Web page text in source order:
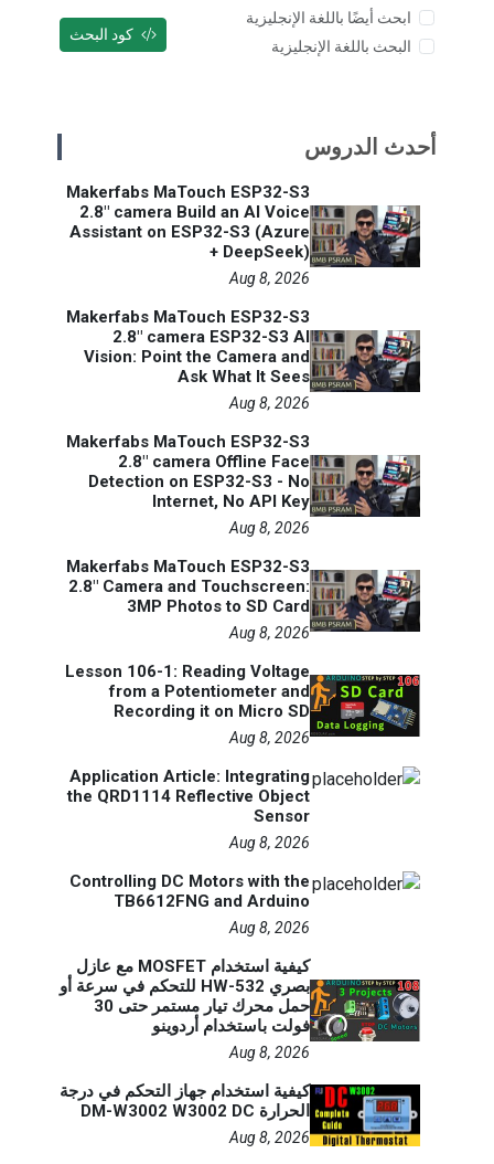
ابحث أيضًا باللغة الإنجليزية
البحث باللغة الإنجليزية
كود البحث
أحدث الدروس
Makerfabs MaTouch ESP32-S3
2.8" camera Build an AI Voice
Assistant on ESP32-S3 (Azure
+ DeepSeek)
Aug 8, 2026
Makerfabs MaTouch ESP32-S3
2.8" camera ESP32-S3 AI
Vision: Point the Camera and
Ask What It Sees
Aug 8, 2026
Makerfabs MaTouch ESP32-S3
2.8" camera Offline Face
Detection on ESP32-S3 - No
Internet, No API Key
Aug 8, 2026
Makerfabs MaTouch ESP32-S3
2.8" Camera and Touchscreen:
3MP Photos to SD Card
Aug 8, 2026
Lesson 106-1: Reading Voltage
from a Potentiometer and
Recording it on Micro SD
Aug 8, 2026
Application Article: Integrating
the QRD1114 Reflective Object
Sensor
Aug 8, 2026
Controlling DC Motors with the
TB6612FNG and Arduino
Aug 8, 2026
كيفية استخدام MOSFET مع عازل
بصري HW-532 للتحكم في سرعة أو
حمل محرك تيار مستمر حتى 30
فولت باستخدام أردوينو
Aug 8, 2026
كيفية استخدام جهاز التحكم في درجة
الحرارة DM-W3002 W3002 DC
Aug 8, 2026